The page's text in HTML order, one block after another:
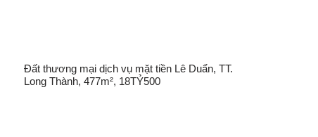
Đất thương mại dịch vụ mặt tiền Lê Duẩn, TT.
Long Thành, 477m², 18TỶ500